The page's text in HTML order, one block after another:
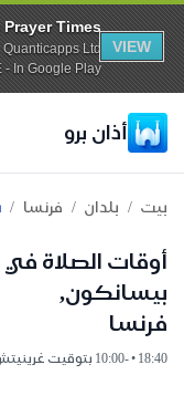
Times
Quanticapps Ltd
- In Google Play
VIEW
أذان برو
بيت / بلدان / فرنسا /
أوقات الصلاة في
بيسانكون,
فرنسا
18:40 • -10:00 بتوقيت غرينيتش